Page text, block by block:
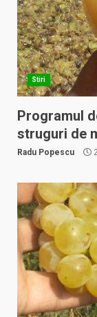
Stiri
Programul
struguri de
Radu Popescu